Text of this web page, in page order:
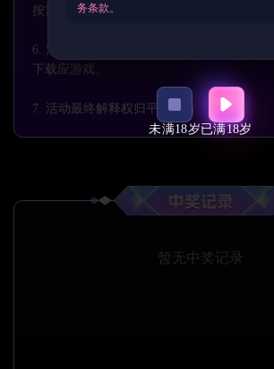
按需购买。
6. 活动期间内可能会更新游戏奖池或关闭
下载应游戏。
7. 活动最终解释权归平台所有
暂无中奖记录
务条款 。
未满18岁已满18岁